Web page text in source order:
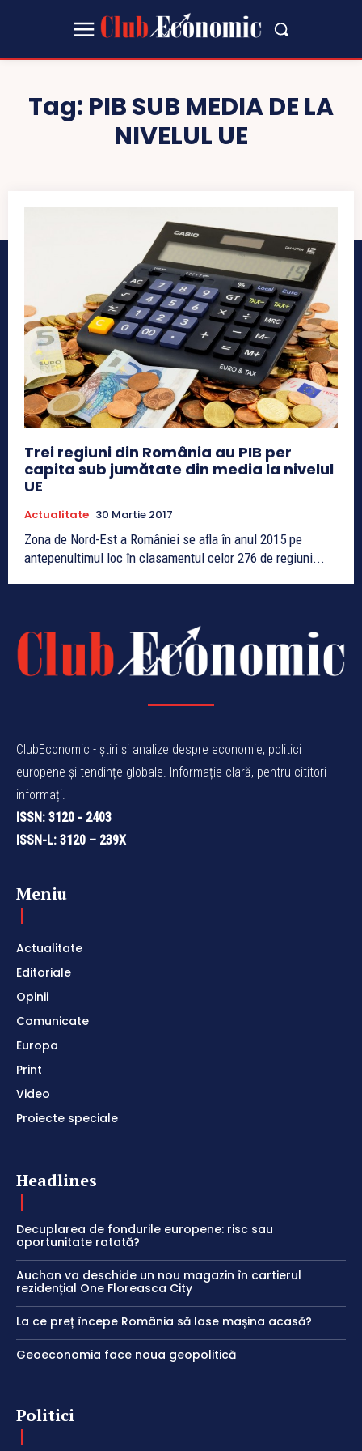
Tag: PIB SUB MEDIA DE LA
NIVELUL UE
Trei regiuni din România au PIB per
capita sub jumătate din media la nivelul
UE
Actualitate 30 Martie 2017
Zona de Nord-Est a României se afla în anul 2015 pe
antepenultimul loc în clasamentul celor 276 de regiuni...
ClubEconomic - știri și analize despre economie, politici
europene și tendințe globale. Informație clară, pentru cititori
informați.
ISSN: 3120 - 2403
ISSN-L: 3120 – 239X
Meniu
Actualitate
Editoriale
Opinii
Comunicate
Europa
Print
Video
Proiecte speciale
Headlines
Decuplarea de fondurile europene: risc sau
oportunitate ratată?
Auchan va deschide un nou magazin în cartierul
rezidențial One Floreasca City
La ce preț începe România să lase mașina acasă?
Geoeconomia face noua geopolitică
Politici